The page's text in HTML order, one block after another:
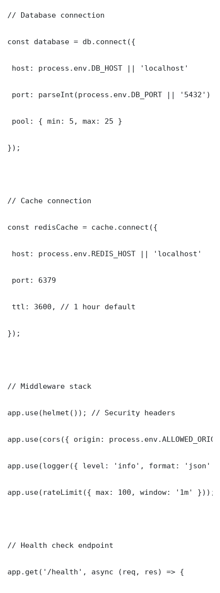
// Database connection
const database = db.connect({
host: process.env.DB_HOST || 'localhost'
port: parseInt(process.env.DB_PORT || '5432')
pool: { min: 5, max: 25 }
});
// Cache connection
const redisCache = cache.connect({
host: process.env.REDIS_HOST || 'localhost'
port: 6379
ttl: 3600, // 1 hour default
});
// Middleware stack
app.use(helmet()); // Security headers
app.use(cors({ origin:
app.use(logger({ level: 'info', format: 'json'
app.use(rateLimit({ max: 100, window: '1m' }));
// Health check endpoint
app.get('/health', async (req, res) => {